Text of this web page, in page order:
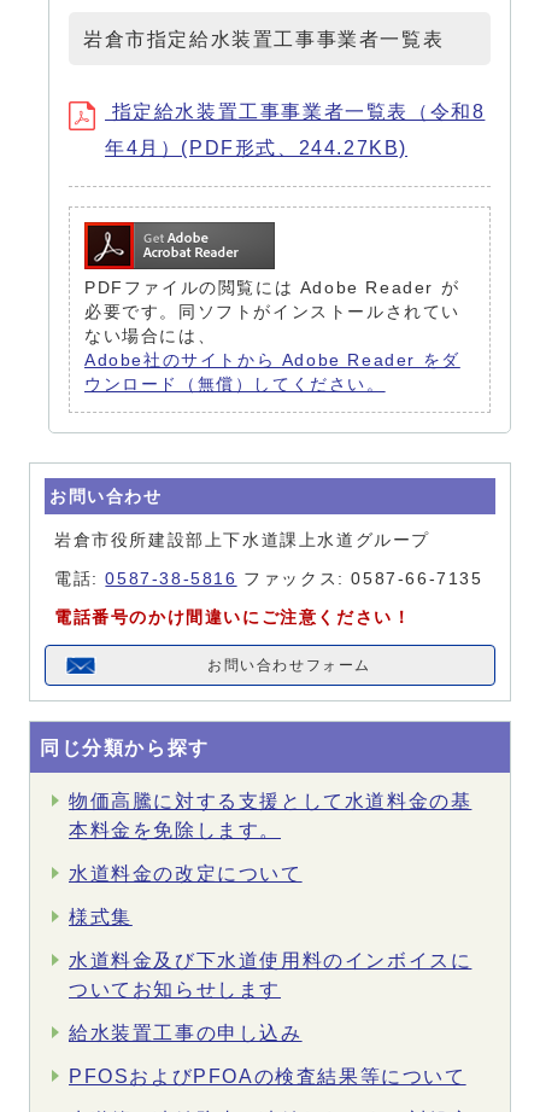
岩倉市指定給水装置工事事業者一覧表
指定給水装置工事事業者一覧表（令和8
年4月）(PDF形式、244.27KB)
PDFファイルの閲覧には Adobe Reader が
必要です。同ソフトがインストールされてい
ない場合には、
Adobe社のサイトから Adobe Reader をダ
ウンロード（無償）してください。
お問い合わせ
岩倉市役所建設部上下水道課上水道グループ
電話:0587-38-5816 ファックス: 0587-66-7135
電話番号のかけ間違いにご注意ください！
お問い合わせフォーム
同じ分類から探す
物価高騰に対する支援として水道料金の基
本料金を免除します。
水道料金の改定について
様式集
水道料金及び下水道使用料のインボイスに
ついてお知らせします
給水装置工事の申し込み
PFOSおよびPFOAの検査結果等について